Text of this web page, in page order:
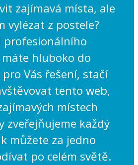
zajímavá místa, ale
vylézat z postele?
profesionálního
hluboko do
pro Vás řešení, stačí
tento web,
místech
zveřejňujeme každý
můžete za jedno
po celém světě.